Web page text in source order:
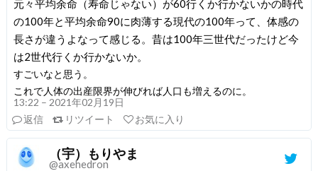
元々平均余命（寿命じゃない）が60行くか行かないかの時代
の100年と平均余命90に肉薄する現代の100年って、体感の
長さが違うよなって感じる。昔は100年三世代だったけど今
は2世代行くか行かないか。
すごいなと思う。
これで人体の出産限界が伸びれば人口も増えるのに。
13:22 – 2021年02月19日
返信
リツイート お気に入り
（宇）もりやま
@axehedron